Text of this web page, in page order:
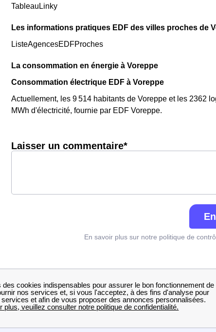
TableauLinky
Les informations pratiques EDF des villes proches de
ListeAgencesEDFProches
La consommation en énergie à Voreppe
Consommation électrique EDF à Voreppe
Actuellement, les 9 514 habitants de Voreppe et les 2362
MWh d'électricité, fournie par EDF Voreppe.
Laisser un commentaire*
En savoir plus sur notre politique de